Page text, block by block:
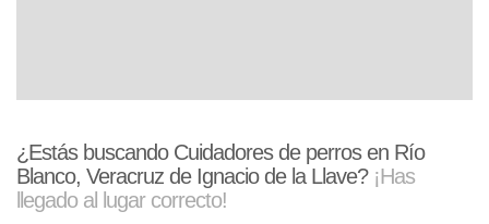
¿Estás buscando Cuidadores de perros en Río
Blanco, Veracruz de Ignacio de la Llave? ¡Has
llegado al lugar correcto!